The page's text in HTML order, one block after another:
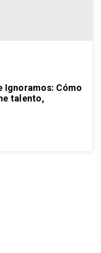
Ignoramos: Cómo
talento,